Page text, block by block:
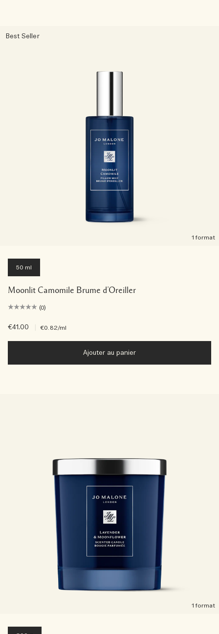
Best Seller
1 format
50 ml
Moonlit Camomile Brume d’Oreiller
(0)
€41.00 €0.82/ml
Ajouter au panier
1 format